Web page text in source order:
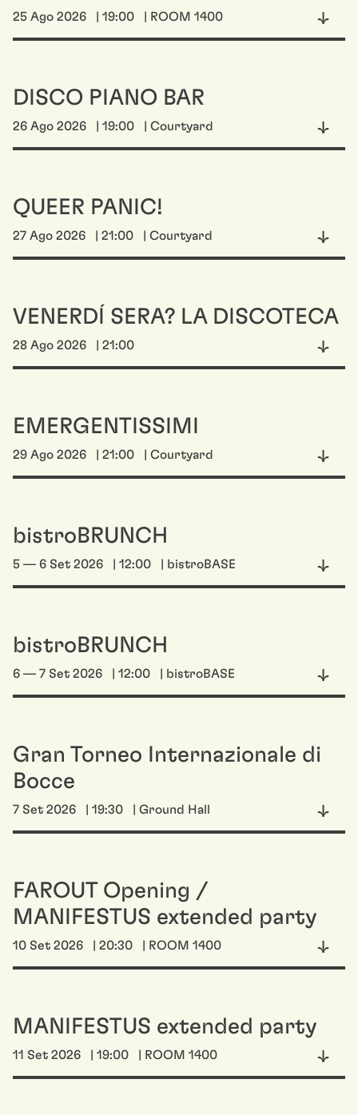
25 Ago 2026 | 19:00 | ROOM 1400
DISCO PIANO BAR
26 Ago 2026 | 19:00 | Courtyard
QUEER PANIC!
27 Ago 2026 | 21:00 | Courtyard
VENERDÍ SERA? LA DISCOTECA
28 Ago 2026 | 21:00
EMERGENTISSIMI
29 Ago 2026 | 21:00 | Courtyard
bistroBRUNCH
5 — 6 Set 2026 | 12:00 | bistroBASE
bistroBRUNCH
6 — 7 Set 2026 | 12:00 | bistroBASE
Gran Torneo Internazionale di
Bocce
7 Set 2026 | 19:30 | Ground Hall
FAROUT Opening /
MANIFESTUS extended party
10 Set 2026 | 20:30 | ROOM 1400
MANIFESTUS extended party
11 Set 2026 | 19:00 | ROOM 1400